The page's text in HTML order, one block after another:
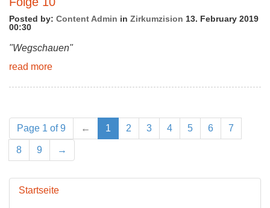
Posted by: Content Admin in Zirkumzision 13. February 2019
00:30
"Wegschauen"
read more
Page 1 of 9 ← 1 2 3 4 5 6 7
8 9 →
Startseite